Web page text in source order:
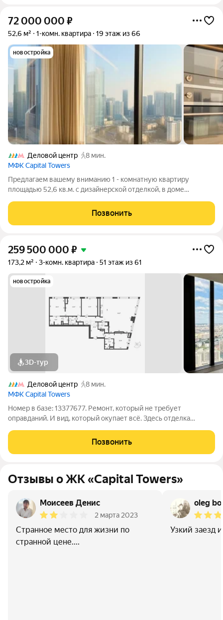
72 000 000 ₽
52,6 м² 1-комн. квартира 19 этаж из 66
новостройка
Деловой центр
8 мин.
МФК Capital Towers
Предлагаем вашему вниманию 1 - комнатную квартиру
площадью 52,6 кв.м. с дизайнерской отделкой, в доме
Красивая виды на две стороны, панорамные окна в пол,
премиум отделка и сантехника не оставит
Позвонить
259 500 000 ₽
173,2 м² 3-комн. квартира 51 этаж из 61
новостройка
3D-тур
Деловой центр
8 мин.
МФК Capital Towers
Номер в базе: 13377677. Ремонт, который не требует
оправданий. И вид, который окупает всё. Здесь отделка
открывается картина, стоимость которой растет с каждым
кварталом. Это ваша личная акция
Позвонить
Отзывы о ЖК «Capital Towers»
Моисеев Денис
2 марта 2023
Странное место для жизни по
странной цене....
oleg
Узкий заезд